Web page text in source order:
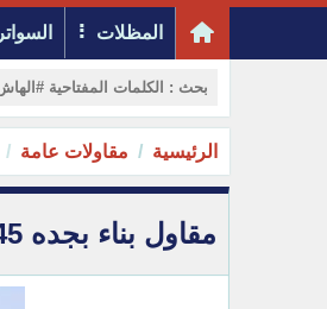
المظلات السواتر
الرئيسية مقاولات عامة
مقاول بناء بجده 0500301445